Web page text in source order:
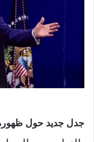
جدل جديد حول ظهوره